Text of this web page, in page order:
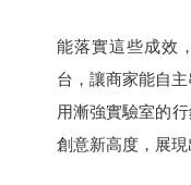
能落實這些成效
台，讓商家能自
用漸強實驗室的
創意新高度，展現